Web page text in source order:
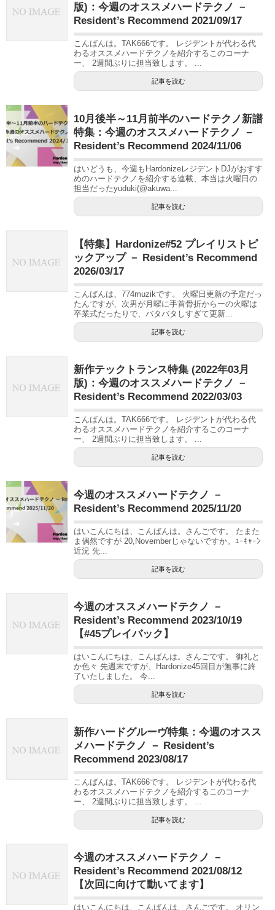
版)：今週のオススメハードテクノ －
Resident’s Recommend 2021/09/17
こんばんは。TAK666です。 レジデントが代わる代
わるオススメハードテクノを紹介するこのコーナ
ー、 2週間ぶりに担当致します。 ...
記事を読む
10月後半～11月前半のハードテクノ新譜
特集：今週のオススメハードテクノ －
Resident’s Recommend 2024/11/06
はいどうも、今週もHardonizeレジデントDJがおすす
めのハードテクノを紹介する連載、本当は火曜日の
担当だったyuduki(@akuwa...
記事を読む
【特集】Hardonize#52 プレイリストピ
ックアップ － Resident’s Recommend
2026/03/17
こんばんは、774muzikです。 火曜日更新の予定だっ
たんですが、次男が月曜に手首骨折からーの火曜は
卒業式だったりで、バタバタしすぎて更新...
記事を読む
新作テックトランス特集 (2022年03月
版)：今週のオススメハードテクノ －
Resident’s Recommend 2022/03/03
こんばんは。TAK666です。 レジデントが代わる代
わるオススメハードテクノを紹介するこのコーナ
ー、 2週間ぶりに担当致します。 ...
記事を読む
今週のオススメハードテクノ －
Resident’s Recommend 2025/11/20
はいこんにちは、こんばんは。さんごです。 たまた
ま偶然ですが 20,Novemberじゃないですか。ﾕｰｷｬｰﾝ
近況 先...
記事を読む
今週のオススメハードテクノ －
Resident’s Recommend 2023/10/19
【#45プレイバック】
はいこんにちは、こんばんは。さんごです。 御礼と
か色々 先週末ですが、Hardonize45回目が無事に終
了いたしました。 今...
記事を読む
新作ハードグルーヴ特集：今週のオスス
メハードテクノ － Resident’s
Recommend 2023/08/17
こんばんは。TAK666です。 レジデントが代わる代
わるオススメハードテクノを紹介するこのコーナ
ー、 2週間ぶりに担当致します。 ...
記事を読む
今週のオススメハードテクノ －
Resident’s Recommend 2021/08/12
【次回に向けて動いてます】
はいこんにちは、こんばんは、さんごです。 オリン